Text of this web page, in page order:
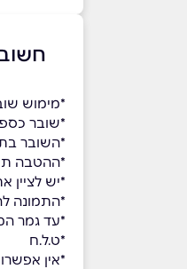
*מימוש
*שובר
*השובר בתוקף
*ההטבה
*יש לציין את
*התמונה
*עד גמר
*ט.ל.ח
*אין